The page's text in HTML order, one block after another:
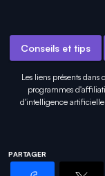
Conseils et tips
Les liens présents
programmes
d'intelligence
PARTAGER